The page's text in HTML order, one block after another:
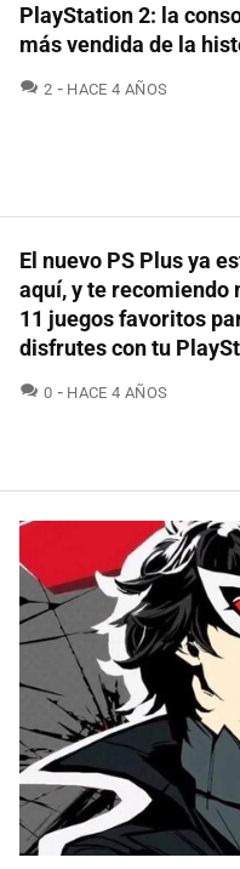
PlayStation 2: la
más vendida de la
2 COMENTARIOS
HACE 4 AÑOS
El nuevo PS Plus ya
aquí, y te recomiendo
11 juegos favoritos
disfrutes con tu
0 COMENTARIOS
HACE 4 AÑOS